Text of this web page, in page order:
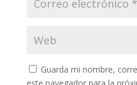
Guarda mi nombre,